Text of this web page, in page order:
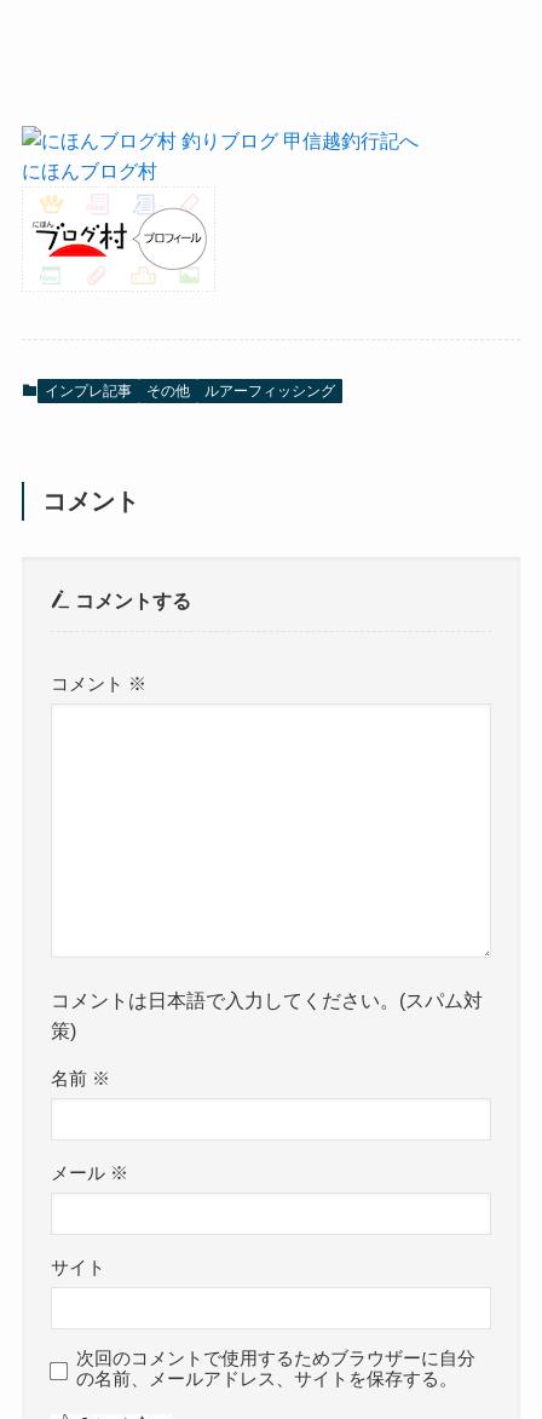
にほんブログ村
インプレ記事 その他 ルアーフィッシング
コメント
コメントする
コメント ※
コメントは日本語で入力してください。(スパム対
策)
名前 ※
メール ※
サイト
次回のコメントで使用するためブラウザーに自分
の名前、メールアドレス、サイトを保存する。